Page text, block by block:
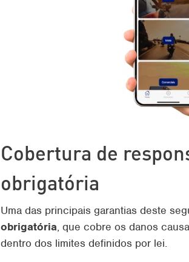
Cobertura de
obrigatória
Uma das principais garantias deste
obrigatória, que cobre os danos
dentro dos limites definidos por lei.